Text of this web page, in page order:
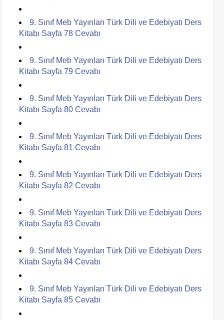
9. Sınıf Meb Yayınları Türk Dili ve Edebiyatı Ders
Kitabı Sayfa 78 Cevabı
9. Sınıf Meb Yayınları Türk Dili ve Edebiyatı Ders
Kitabı Sayfa 79 Cevabı
9. Sınıf Meb Yayınları Türk Dili ve Edebiyatı Ders
Kitabı Sayfa 80 Cevabı
9. Sınıf Meb Yayınları Türk Dili ve Edebiyatı Ders
Kitabı Sayfa 81 Cevabı
9. Sınıf Meb Yayınları Türk Dili ve Edebiyatı Ders
Kitabı Sayfa 82 Cevabı
9. Sınıf Meb Yayınları Türk Dili ve Edebiyatı Ders
Kitabı Sayfa 83 Cevabı
9. Sınıf Meb Yayınları Türk Dili ve Edebiyatı Ders
Kitabı Sayfa 84 Cevabı
9. Sınıf Meb Yayınları Türk Dili ve Edebiyatı Ders
Kitabı Sayfa 85 Cevabı